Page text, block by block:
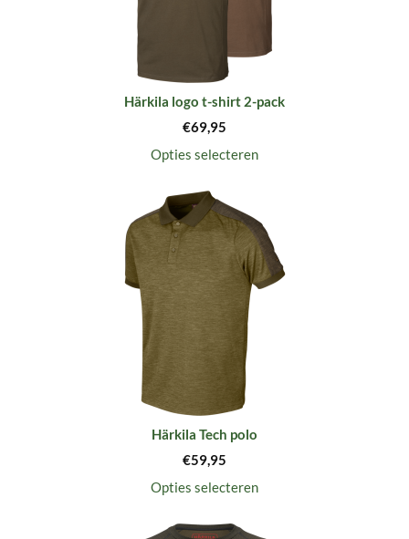
Härkila logo t-shirt 2-pack
€69,95
Opties selecteren
Härkila Tech polo
€59,95
Opties selecteren